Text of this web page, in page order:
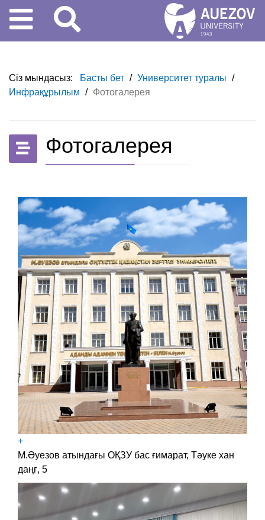
Сіз мындасыз: Басты бет / Университет туралы /
Инфрақұрылым / Фотогалерея
Фотогалерея
+
М.Әуезов атындағы ОҚЗУ бас ғимарат, Тәуке хан
даңғ, 5